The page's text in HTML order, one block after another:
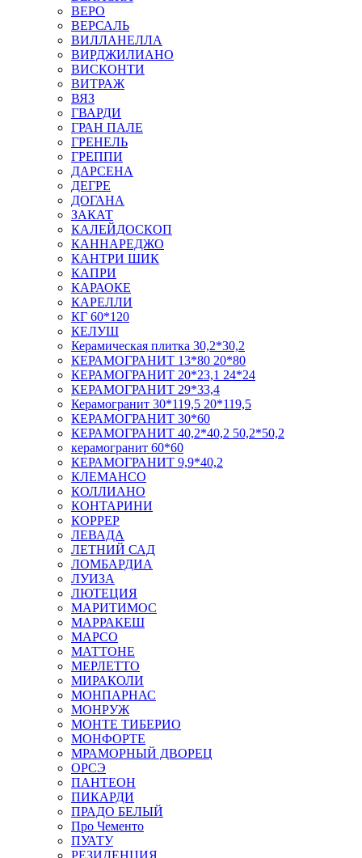
ВЕРО
ВЕРСАЛЬ
ВИЛЛАНЕЛЛА
ВИРДЖИЛИАНО
ВИСКОНТИ
ВИТРАЖ
ВЯЗ
ГВАРДИ
ГРАН ПАЛЕ
ГРЕНЕЛЬ
ГРЕППИ
ДАРСЕНА
ДЕГРЕ
ДОГАНА
ЗАКАТ
КАЛЕЙДОСКОП
КАННАРЕДЖО
КАНТРИ ШИК
КАПРИ
КАРАОКЕ
КАРЕЛЛИ
КГ 60*120
КЕЛУШ
Керамическая плитка 30,2*30,2
КЕРАМОГРАНИТ 13*80 20*80
КЕРАМОГРАНИТ 20*23,1 24*24
КЕРАМОГРАНИТ 29*33,4
Керамогранит 30*119,5 20*119,5
КЕРАМОГРАНИТ 30*60
КЕРАМОГРАНИТ 40,2*40,2 50,2*50,2
керамогранит 60*60
КЕРАМОГРАНИТ 9,9*40,2
КЛЕМАНСО
КОЛЛИАНО
КОНТАРИНИ
КОРРЕР
ЛЕВАДА
ЛЕТНИЙ САД
ЛОМБАРДИА
ЛУИЗА
ЛЮТЕЦИЯ
МАРИТИМОС
МАРРАКЕШ
МАРСО
МАТТОНЕ
МЕРЛЕТТО
МИРАКОЛИ
МОНПАРНАС
МОНРУЖ
МОНТЕ ТИБЕРИО
МОНФОРТЕ
МРАМОРНЫЙ ДВОРЕЦ
ОРСЭ
ПАНТЕОН
ПИКАРДИ
ПРАДО БЕЛЫЙ
Про Чементо
ПУАТУ